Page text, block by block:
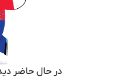
در حال حاضر